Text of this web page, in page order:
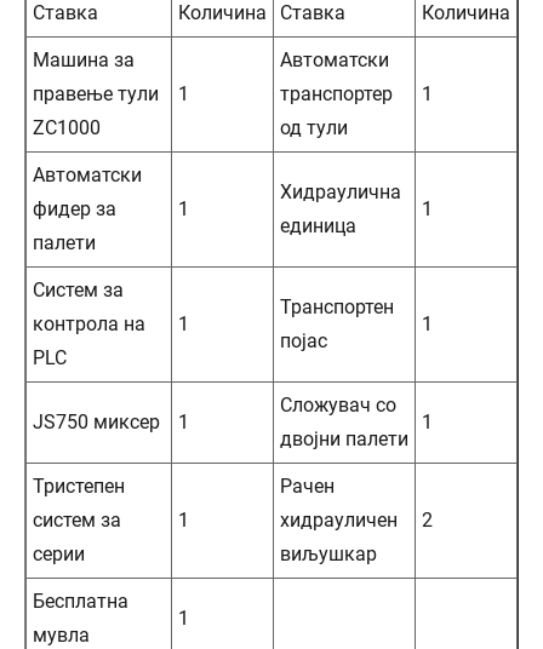
Ставка Количина Ставка Количина
Машина за
правење тули
ZC1000
1
Автоматски
транспортер
од тули
1
Автоматски
фидер за
палети
1
Хидраулична
единица
1
Систем за
контрола на
PLC
1
Транспортен
појас
1
JS750 миксер 1
Сложувач со
двојни палети
1
Тристепен
систем за
серии
1
Рачен
хидрауличен
виљушкар
2
Бесплатна
мувла
1